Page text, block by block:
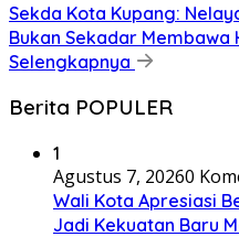
Sekda Kota Kupang:
Bukan Sekadar Membawa
Selengkapnya
Berita POPULER
1
Agustus 7, 20260
Wali Kota Apresiasi
Jadi Kekuatan Baru